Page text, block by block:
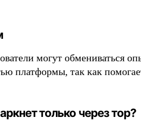
могут обмениваться
платформы, так как
только через тор?